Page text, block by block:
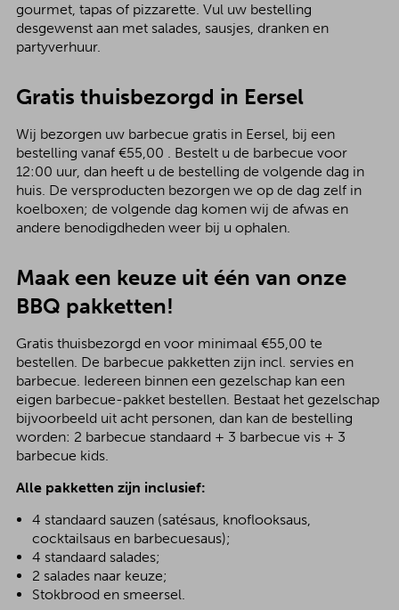
gourmet, tapas of pizzarette. Vul uw bestelling
desgewenst aan met salades, sausjes, dranken en
partyverhuur.
Gratis thuisbezorgd in Eersel
Wij bezorgen uw barbecue gratis in Eersel, bij een
bestelling vanaf €55,00 . Bestelt u de barbecue voor
12:00 uur, dan heeft u de bestelling de volgende dag in
huis. De versproducten bezorgen we op de dag zelf in
koelboxen; de volgende dag komen wij de afwas en
andere benodigdheden weer bij u ophalen.
Maak een keuze uit één van onze
BBQ pakketten!
Gratis thuisbezorgd en voor minimaal €55,00 te
bestellen. De barbecue pakketten zijn incl. servies en
barbecue. Iedereen binnen een gezelschap kan een
eigen barbecue-pakket bestellen. Bestaat het gezelschap
bijvoorbeeld uit acht personen, dan kan de bestelling
worden: 2 barbecue standaard + 3 barbecue vis + 3
barbecue kids.
Alle pakketten zijn inclusief:
4 standaard sauzen (satésaus, knoflooksaus,
cocktailsaus en barbecuesaus);
4 standaard salades;
2 salades naar keuze;
Stokbrood en smeersel.